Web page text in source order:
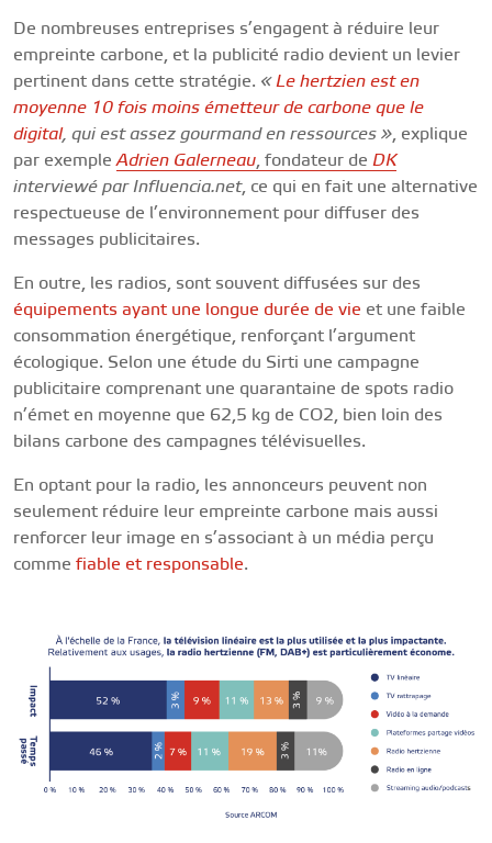
De nombreuses entreprises s’engagent à réduire leur
empreinte carbone, et la publicité radio devient un levier
pertinent dans cette stratégie. «Le hertzien est en
moyenne 10 fois moins émetteur de carbone que le
digital, qui est assez gourmand en ressources », explique
par exempleAdrien Galerneau, fondateur de DK
interviewé par Influencia.net, ce qui en fait une alternative
respectueuse de l’environnement pour diffuser des
messages publicitaires​.
En outre, les radios, sont souvent diffusées sur des
équipements ayant une longue durée de vie et une faible
consommation énergétique, renforçant l’argument
écologique. Selon une étude du Sirti une campagne
publicitaire comprenant une quarantaine de spots radio
n’émet en moyenne que 62,5 kg de CO2, bien loin des
bilans carbone des campagnes télévisuelles​.
En optant pour la radio, les annonceurs peuvent non
seulement réduire leur empreinte carbone mais aussi
renforcer leur image en s’associant à un média perçu
comme fiable et responsable.